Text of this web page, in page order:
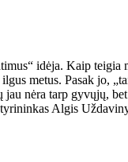
idėja. Kaip teigia
metus. Pasak jo,
nėra tarp gyvųjų,
Algis